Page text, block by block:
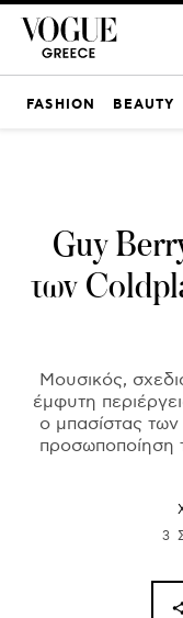
FASHION BEAUTY
Guy
των
Μουσικός,
έμφυτη
ο μπασίστας
προσωποποίηση
3